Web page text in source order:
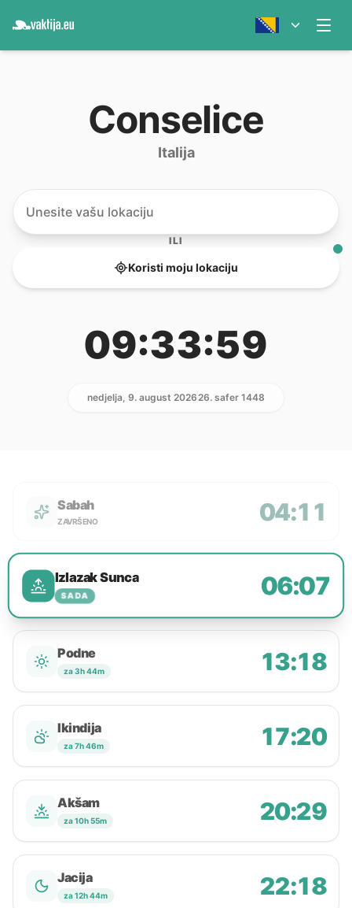
Conselice
Italija
ILI
Koristi moju lokaciju
09:33:59
nedjelja, 9. august 202626. safer 1448
Sabah
ZAVRŠENO 04:11
Izlazak Sunca
SADA 06:07
Podne
za 3h 44m 13:18
Ikindija
za 7h 46m 17:20
Akšam
za 10h 55m 20:29
Jacija
za 12h 44m 22:18